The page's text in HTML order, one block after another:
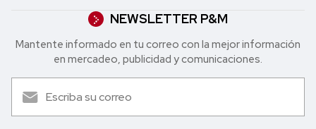
NEWSLETTER P&M
Mantente informado en tu correo con la mejor in formación
en mercadeo, publicidad y comunicaciones.